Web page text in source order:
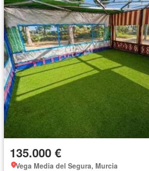
135.000 €
Vega Media del Segura, Murcia